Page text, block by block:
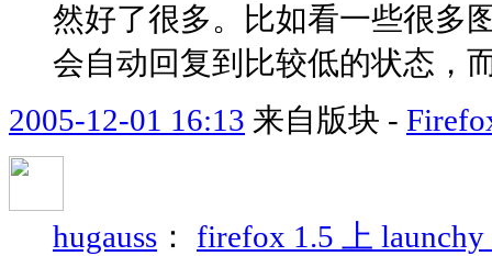
然好了很多。比如看一些很多
会自动回复到比较低的状态，
2005-12-01 16:13 来自版块 -
hugauss ： firefox 1.5 上